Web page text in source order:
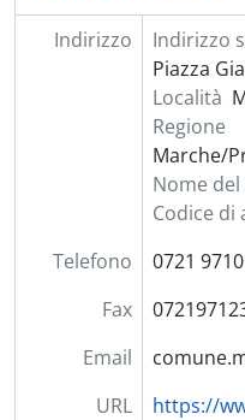
Indirizzo
Indirizzo
Piazza
Località
Regione
Marche/
Nome del
Codice di
Telefono
0721
Fax
Email
URL
https://